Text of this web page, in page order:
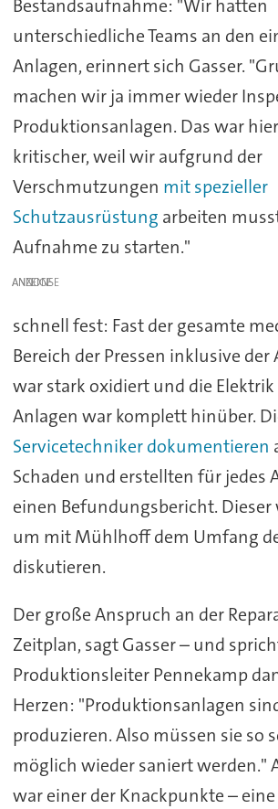
Bestandsaufnahme: "Wir hatten
unterschiedliche Teams an den
Anlagen, erinnert sich Gasser.
machen wir ja immer wieder
Produktionsanlagen. Das war
kritischer, weil wir aufgrund der
Verschmutzungen mit spezieller
Schutzausrüstung arbeiten
Aufnahme zu starten."
ANZEIGE
schnell fest: Fast der gesamte
Bereich der Pressen inklusive
war stark oxidiert und die Elektrik
Anlagen war komplett hinüber.
Servicetechniker dokumentieren
Schaden und erstellten für jedes
einen Befundungsbericht. Dieser
um mit Mühlhoff dem Umfang
diskutieren.
Der große Anspruch an der
Zeitplan, sagt Gasser – und
Produktionsleiter Pennekamp
Herzen: "Produktionsanlagen
produzieren. Also müssen sie so
möglich wieder saniert werden."
war einer der Knackpunkte – eine